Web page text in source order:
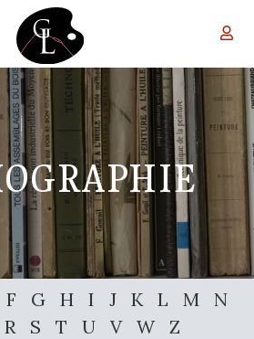
F G H I J K L M
N
R S T U V W Z